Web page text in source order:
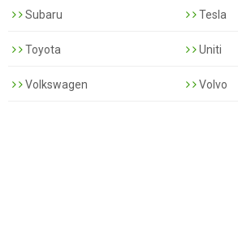
Subaru Tesla
Toyota Uniti
Volkswagen Volvo